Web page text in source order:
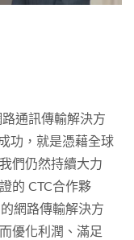
通訊傳輸解決方
功，就是憑藉全球
們仍然持續大力
的 CTC合作夥
網路傳輸解決方
優化利潤、滿足